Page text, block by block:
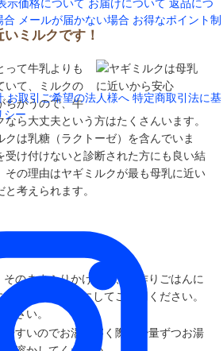
示価格について お届けについて 返品につ
合 メールが届かない場合 お得なポイント制
お取引ご希望の法人様へ 特定商取引法に基
シー
ミルクです！
って牛乳よりも
いて、ミルクの
ちがうので、牛
ら大丈夫という方はたくさんいます。
は乳糖（ラクトーゼ）を含んでいま
受け付けないと診断された方にも良い結
その理由はヤギミルクが最も母乳に近い
考えられます。
のままふりかけたり、手作りごはんに
かしてミルクにしてご利用ください。
さい。
すいのでお湯で溶く際は少量ずつお湯